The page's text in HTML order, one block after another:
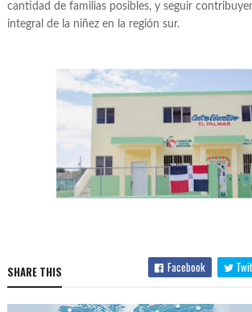
cantidad de familias posibles, y seguir
integral de la niñez en la región sur.
SHARE THIS Facebook